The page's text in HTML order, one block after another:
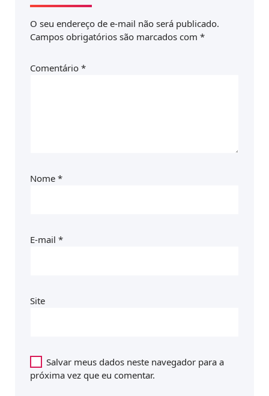
O seu endereço de e-mail não será publicado.
Campos obrigatórios são marcados com *
Comentário *
Nome *
E-mail *
Site
Salvar meus dados neste navegador para a
próxima vez que eu comentar.